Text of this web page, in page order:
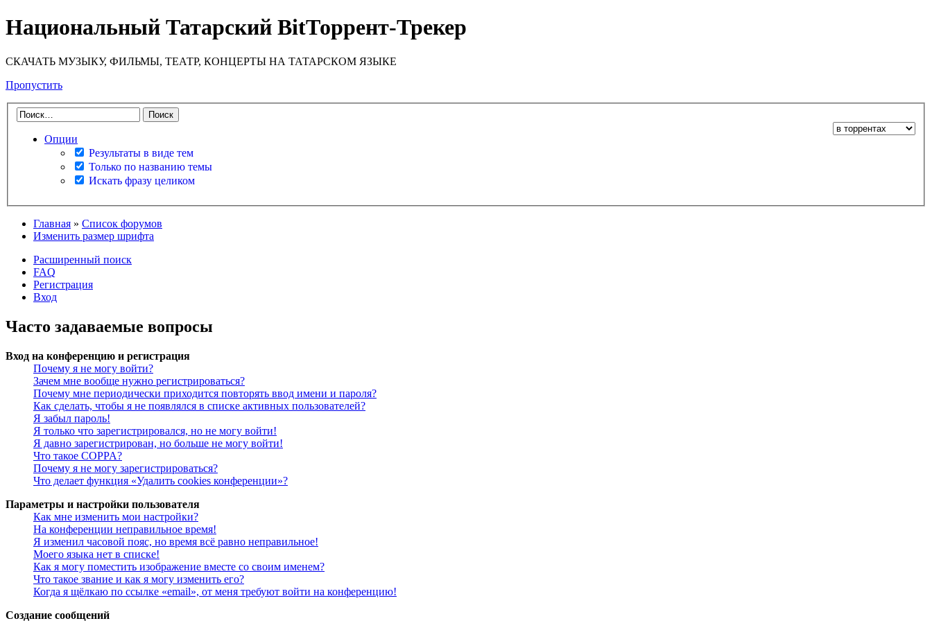
Национальный Татарский BitТоррент-Трекер
СКАЧАТЬ МУЗЫКУ, ФИЛЬМЫ, ТЕАТР, КОНЦЕРТЫ НА ТАТАРСКОМ ЯЗЫКЕ
Пропустить
Опции
Результаты в виде тем
Только по названию темы
Искать фразу целиком
Главная » Список форумов
Изменить размер шрифта
Расширенный поиск
FAQ
Регистрация
Вход
Часто задаваемые вопросы
Вход на конференцию и регистрация
Почему я не могу войти?
Зачем мне вообще нужно регистрироваться?
Почему мне периодически приходится повторять ввод имени и пароля?
Как сделать, чтобы я не появлялся в списке активных пользователей?
Я забыл пароль!
Я только что зарегистрировался, но не могу войти!
Я давно зарегистрирован, но больше не могу войти!
Что такое COPPA?
Почему я не могу зарегистрироваться?
Что делает функция «Удалить cookies конференции»?
Параметры и настройки пользователя
Как мне изменить мои настройки?
На конференции неправильное время!
Я изменил часовой пояс, но время всё равно неправильное!
Моего языка нет в списке!
Как я могу поместить изображение вместе со своим именем?
Что такое звание и как я могу изменить его?
Когда я щёлкаю по ссылке «email», от меня требуют войти на конференцию!
Создание сообщений